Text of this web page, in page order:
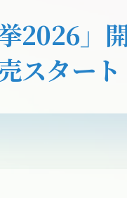
2026」
スタート
しビジュ